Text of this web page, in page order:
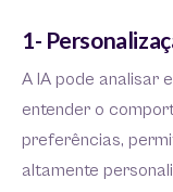
1-
A IA pode analisar
entender o
preferências,
altamente